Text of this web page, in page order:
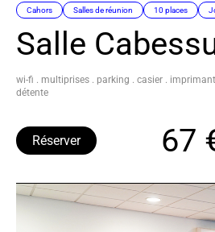
Cahors Salles de réunion 10 places
Salle
wi-fi . multiprises . parking . casier .
détente
67
Réserver